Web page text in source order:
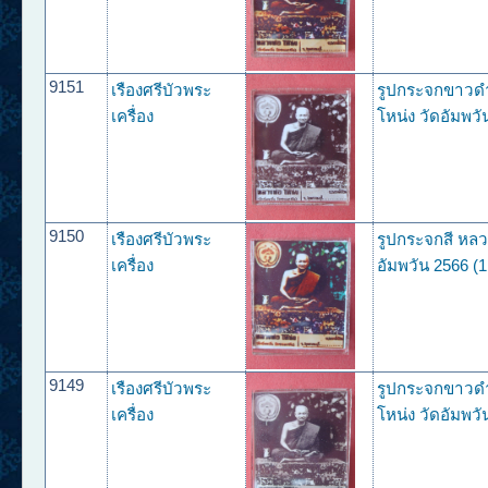
9151
เรืองศรีบัวพระ
เครื่อง
รูปกระจกขาว
โหน่ง วัดอัมพวั
9150
เรืองศรีบัวพระ
เครื่อง
รูปกระจกสี หล
อัมพวัน 2566
9149
เรืองศรีบัวพระ
เครื่อง
รูปกระจกขาว
โหน่ง วัดอัมพวั